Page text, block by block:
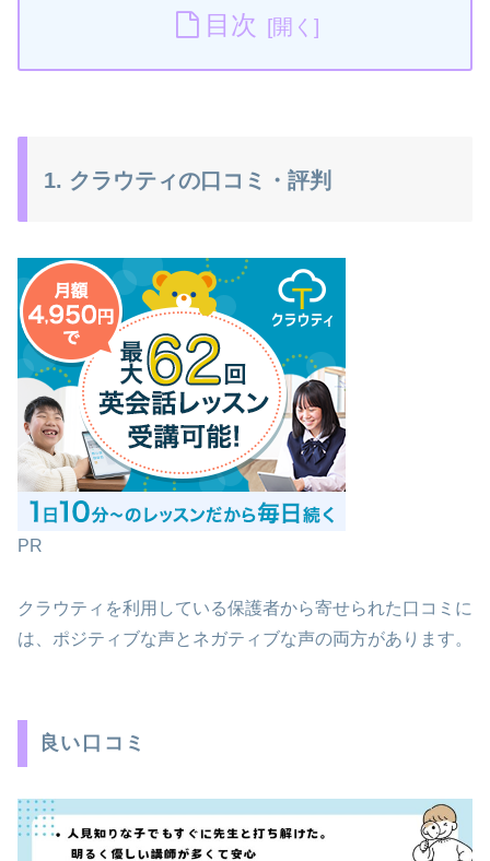
目次
1. クラウティの口コミ・評判
PR
クラウティを利用している保護者から寄せられた口コミに
は、ポジティブな声とネガティブな声の両方があります。
良い口コミ